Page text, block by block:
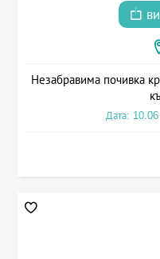
Незабравима почивка
Дата: